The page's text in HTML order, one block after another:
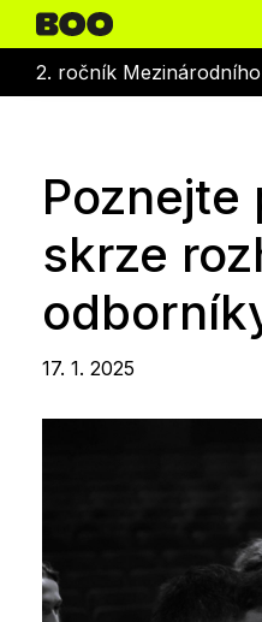
2. ročník
Poznejte
skrze
17. 1. 2025